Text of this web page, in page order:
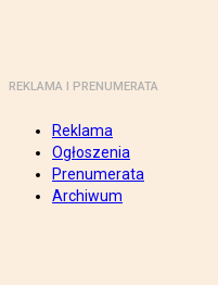
REKLAMA I PRENUMERATA
Reklama
Ogłoszenia
Prenumerata
Archiwum